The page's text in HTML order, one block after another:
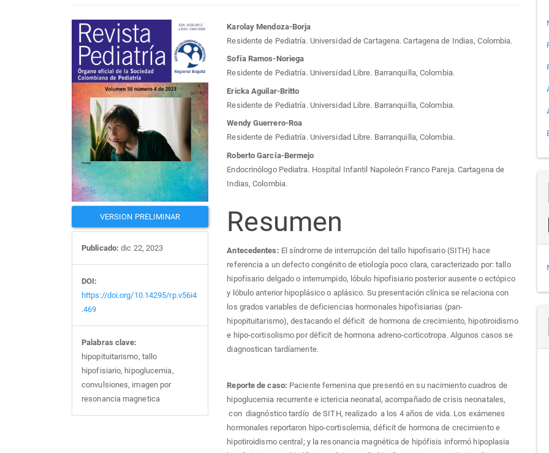
Barra
lateral
del
artículo
VERSION PRELIMINAR
Publicado: dic 22, 2023
DOI:
https://doi.org/10.14295/rp.v56i4
.469
Palabras clave:
hipopituitarismo, tallo
hipofisiario, hipoglucemia,
convulsiones, imagen por
resonancia magnetica
Contenido
principal
del
artículo
Karolay Mendoza-Borja
Residente de Pediatría. Universidad de Cartagena. Cartagena de Indias, Colombia.
Sofía Ramos-Noriega
Residente de Pediatría. Universidad Libre. Barranquilla, Colombia.
Ericka Aguilar-Britto
Residente de Pediatría. Universidad Libre. Barranquilla, Colombia.
Wendy Guerrero-Roa
Residente de Pediatría. Universidad Libre. Barranquilla, Colombia.
Roberto García-Bermejo
Endocrinólogo Pediatra. Hospital Infantil Napoleón Franco Pareja. Cartagena de
Indias, Colombia.
Resumen
Antecedentes: El síndrome de interrupción del tallo hipofisario (SITH) hace
referencia a un defecto congénito de etiología poco clara, caracterizado por: tallo
hipofisario delgado o interrumpido, lóbulo hipofisiario posterior ausente o ectópico
y lóbulo anterior hipoplásico o aplásico. Su presentación clínica se relaciona con
los grados variables de deficiencias hormonales hipofisiarias (pan-
hipopituitarismo), destacando el déficit de hormona de crecimiento, hipotiroidismo
e hipo-cortisolismo por déficit de hormona adreno-corticotropa. Algunos casos se
diagnostican tardíamente.
Reporte de caso: Paciente femenina que presentó en su nacimiento cuadros de
hipoglucemia recurrente e ictericia neonatal, acompañado de crisis neonatales,
con diagnóstico tardío de SITH, realizado a los 4 años de vida. Los exámenes
hormonales reportaron hipo-cortisolemia, déficit de hormona de crecimiento e
hipotiroidismo central; y la resonancia magnética de hipófisis informó hipoplasia